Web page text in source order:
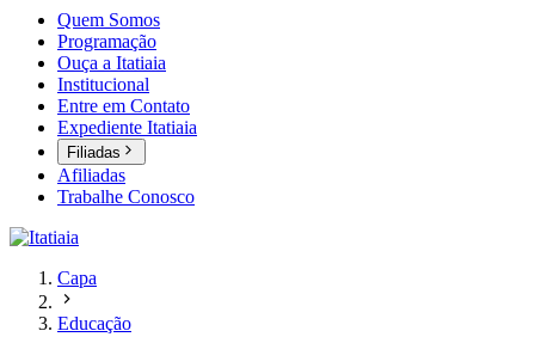
Quem Somos
Programação
Ouça a Itatiaia
Institucional
Entre em Contato
Expediente Itatiaia
Filiadas
Afiliadas
Trabalhe Conosco
Capa
Educação